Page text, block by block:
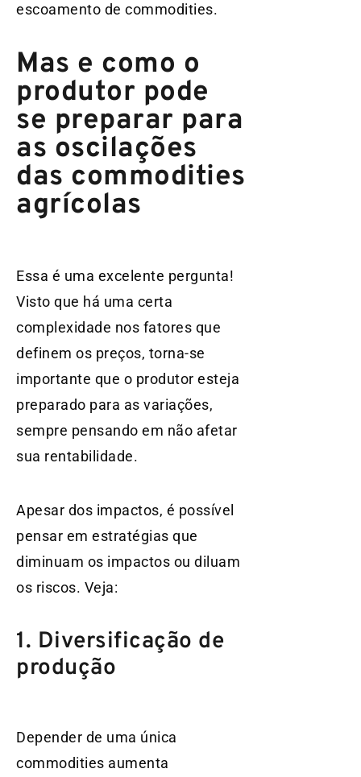
escoamento de commodities.
Mas e como o
produtor pode
se preparar para
as oscilações
das commodities
agrícolas
Essa é uma excelente pergunta!
Visto que há uma certa
complexidade nos fatores que
definem os preços, torna-se
importante que o produtor esteja
preparado para as variações,
sempre pensando em não afetar
sua rentabilidade.
Apesar dos impactos, é possível
pensar em estratégias que
diminuam os impactos ou diluam
os riscos. Veja:
1. Diversificação de
produção
Depender de uma única
commodities aumenta